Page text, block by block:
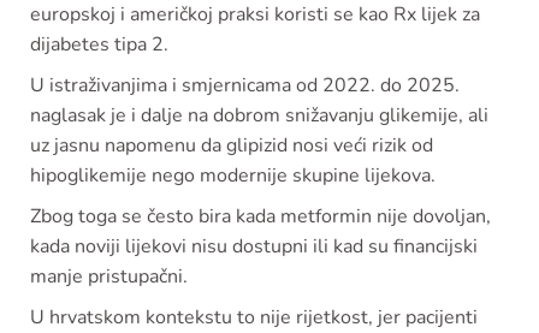
europskoj i američkoj praksi koristi se kao Rx lijek za
dijabetes tipa 2.
U istraživanjima i smjernicama od 2022. do 2025.
naglasak je i dalje na dobrom snižavanju glikemije, ali
uz jasnu napomenu da glipizid nosi veći rizik od
hipoglikemije nego modernije skupine lijekova.
Zbog toga se često bira kada metformin nije dovoljan,
kada noviji lijekovi nisu dostupni ili kad su financijski
manje pristupačni.
U hrvatskom kontekstu to nije rijetkost, jer pacijenti